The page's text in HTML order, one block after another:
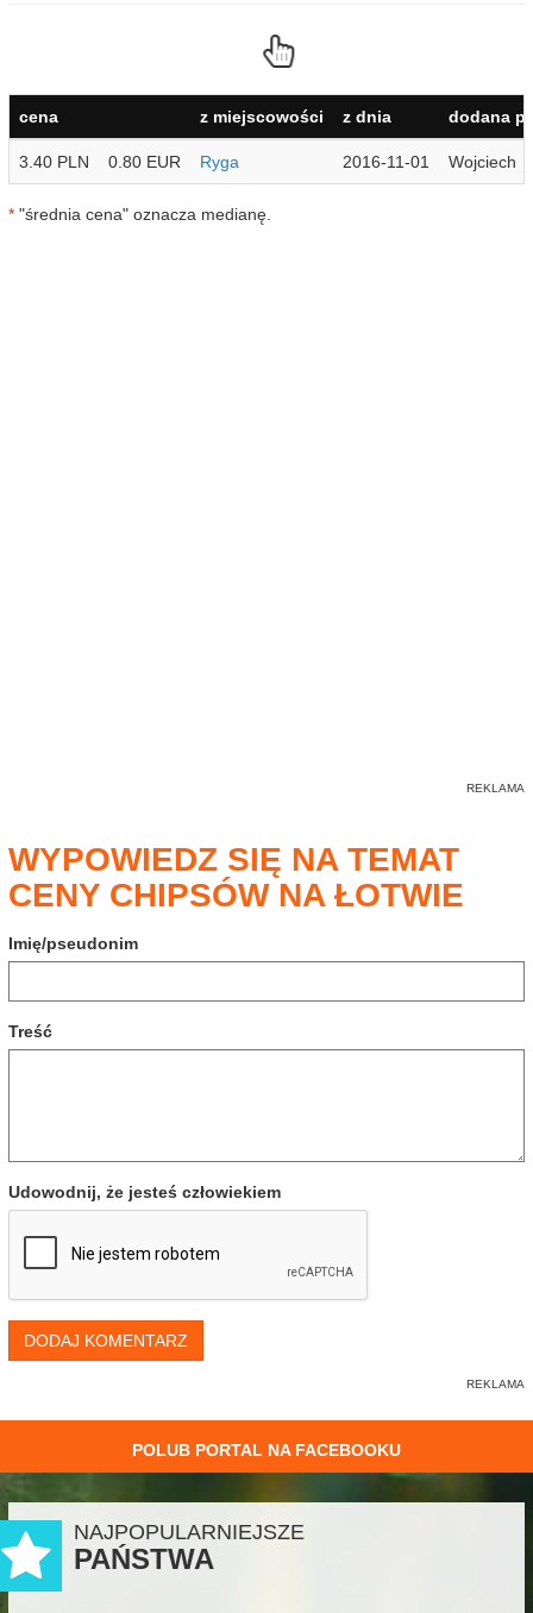
cena z miejscowości z dnia dodana
3.40 PLN 0.80 EUR Ryga 2016-11-01 Wojciech
* "średnia cena" oznacza medianę.
WYPOWIEDZ SIĘ NA TEMAT
CENY CHIPSÓW NA ŁOTWIE
Imię/pseudonim
Treść
Udowodnij, że jesteś człowiekiem
DODAJ KOMENTARZ
POLUB PORTAL NA FACEBOOKU
NAJPOPULARNIEJSZE
PAŃSTWA